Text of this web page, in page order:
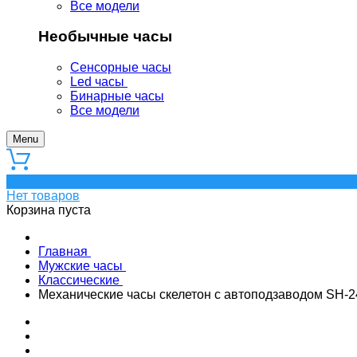
Все модели
Необычные часы
Сенсорные часы
Led часы
Бинарные часы
Все модели
Menu
Нет товаров
Корзина пуста
Главная
Мужские часы
Классические
Механические часы скелетон с автоподзаводом SH-